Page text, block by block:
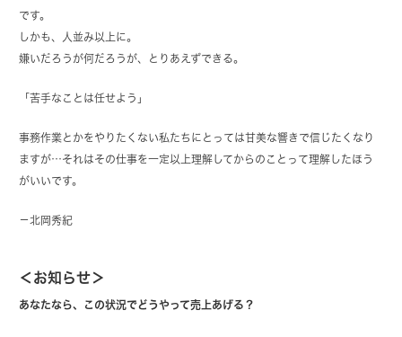
です。
しかも、人並み以上に。
嫌いだろうが何だろうが、とりあえずできる。
「苦手なことは任せよう」
事務作業とかをやりたくない私たちにとっては甘美な響きで信じたくなり
ますが…それはその仕事を一定以上理解してからのことって理解したほう
がいいです。
－北岡秀紀
＜お知らせ＞
あなたなら、この状況でどうやって売上あげる？